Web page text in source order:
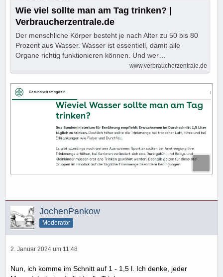
Wie viel sollte man am Tag trinken? |
Verbraucherzentrale.de
Der menschliche Körper besteht je nach Alter zu 50 bis 80
Prozent aus Wasser. Wasser ist essentiell, damit alle
Organe richtig funktionieren können. Und wer…
www.verbraucherzentrale.de
JochenPankow
Moderator
2. Januar 2024 um 11:48
Nun, ich komme im Schnitt auf 1 - 1,5 l. Ich denke, jeder